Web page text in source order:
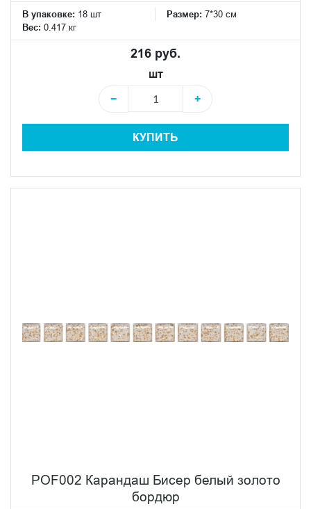
В упаковке: 18 шт Размер: 7*30 см
Вес: 0.417 кг
216 руб.
шт
−
+
КУПИТЬ
POF002 Карандаш Бисер белый золото
бордюр